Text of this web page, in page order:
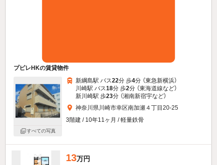
プピレHKの賃貸物件
すべての写真
新綱島駅 バス22分 歩4分 （東急新横浜）
川崎駅 バス18分 歩2分 （東海道線など）
新川崎駅 歩23分 （湘南新宿宇など）
神奈川県川崎市幸区南加瀬４丁目20-25
3階建 / 10年11ヶ月 / 軽量鉄骨
13万円